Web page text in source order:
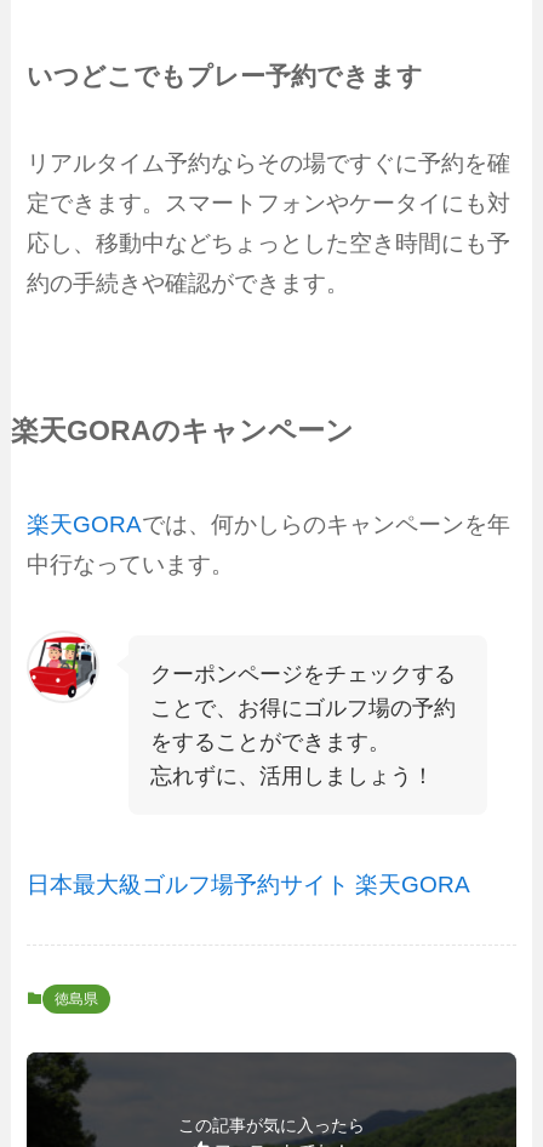
いつどこでもプレー予約できます
リアルタイム予約ならその場ですぐに予約を確
定できます。スマートフォンやケータイにも対
応し、移動中などちょっとした空き時間にも予
約の手続きや確認ができます。
楽天GORAのキャンペーン
楽天GORAでは、何かしらのキャンペーンを年
中行なっています。
クーポンページをチェックする
ことで、お得にゴルフ場の予約
をすることができます。
忘れずに、活用しましょう！
日本最大級ゴルフ場予約サイト 楽天GORA
徳島県
この記事が気に入ったら